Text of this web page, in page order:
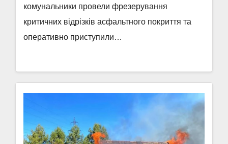
комунальники провели фрезерування
критичних відрізків асфальтного покриття та
оперативно приступили…